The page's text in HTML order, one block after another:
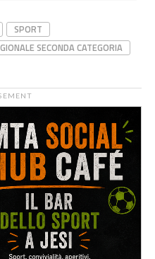
SPORT
SECONDA CATEGORIA